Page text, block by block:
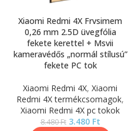
Xiaomi Redmi 4X Frvsimem
0,26 mm 2.5D üvegfólia
fekete kerettel + Msvii
kameravédős „normál stílusú”
fekete PC tok
Xiaomi Redmi 4X, Xiaomi
Redmi 4X termékcsomagok,
Xiaomi Redmi 4X pc tokok
8.480Ft 3.480 Ft